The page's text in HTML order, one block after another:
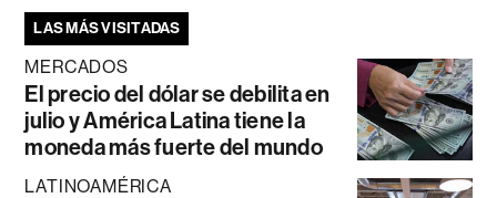
LAS MÁS VISITADAS
MERCADOS
El precio del dólar se debilita en
julio y América Latina tiene la
moneda más fuerte del mundo
LATINOAMÉRICA